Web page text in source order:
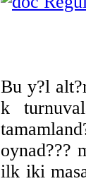
Bu y?l
k
oynad???
ilk iki